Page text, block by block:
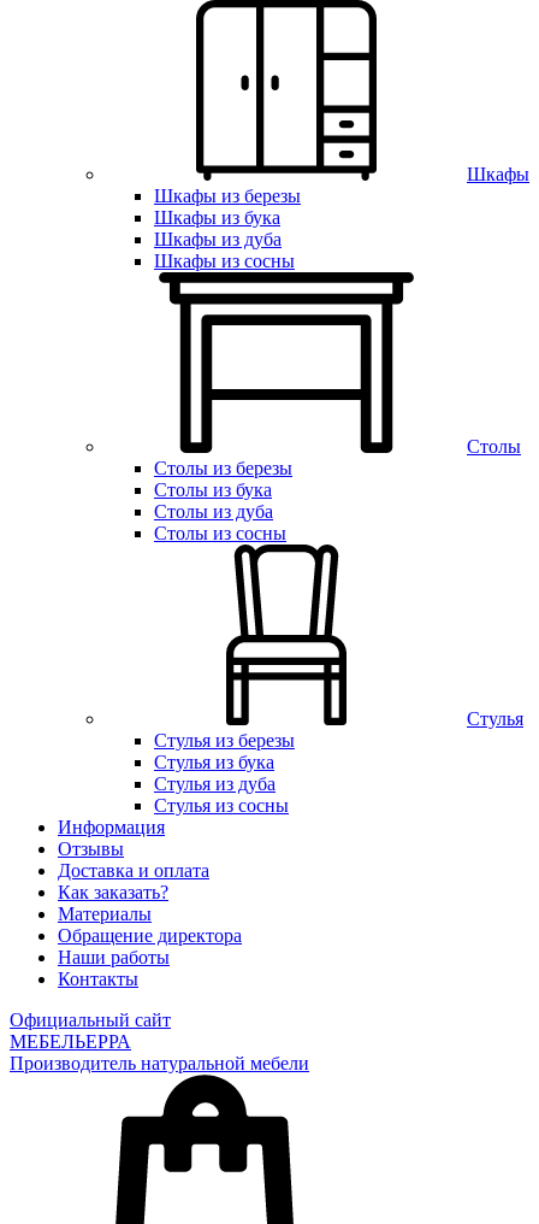
Шкафы
Шкафы из березы
Шкафы из бука
Шкафы из дуба
Шкафы из сосны
Столы
Столы из березы
Столы из бука
Столы из дуба
Столы из сосны
Стулья
Стулья из березы
Стулья из бука
Стулья из дуба
Стулья из сосны
Информация
Отзывы
Доставка и оплата
Как заказать?
Материалы
Обращение директора
Наши работы
Контакты
Официальный сайт
МЕБЕЛЬЕРРА
Производитель натуральной мебели